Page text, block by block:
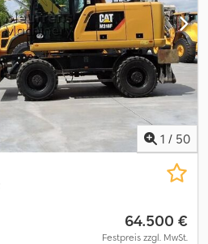
1 / 50
64.500 €
Festpreis zzgl. MwSt.